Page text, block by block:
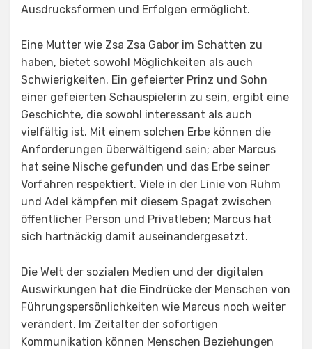
Ausdrucksformen und Erfolgen ermöglicht.
Eine Mutter wie Zsa Zsa Gabor im Schatten zu
haben, bietet sowohl Möglichkeiten als auch
Schwierigkeiten. Ein gefeierter Prinz und Sohn
einer gefeierten Schauspielerin zu sein, ergibt eine
Geschichte, die sowohl interessant als auch
vielfältig ist. Mit einem solchen Erbe können die
Anforderungen überwältigend sein; aber Marcus
hat seine Nische gefunden und das Erbe seiner
Vorfahren respektiert. Viele in der Linie von Ruhm
und Adel kämpfen mit diesem Spagat zwischen
öffentlicher Person und Privatleben; Marcus hat
sich hartnäckig damit auseinandergesetzt.
Die Welt der sozialen Medien und der digitalen
Auswirkungen hat die Eindrücke der Menschen von
Führungspersönlichkeiten wie Marcus noch weiter
verändert. Im Zeitalter der sofortigen
Kommunikation können Menschen Beziehungen